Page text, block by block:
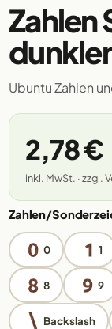
Zahlen
Ubuntu Zahlen
2,78 €
inkl. MwSt. · zzgl.
Zahlen/
0 1
8 9
Backslash